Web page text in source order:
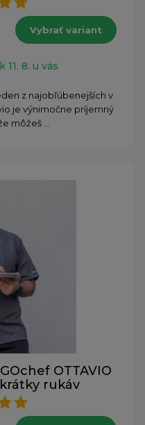
Vybrať variant
11. 8. u vás
z najobľúbenejších v
je výnimočne príjemný
môžeš ...
OTTAVIO
rukáv